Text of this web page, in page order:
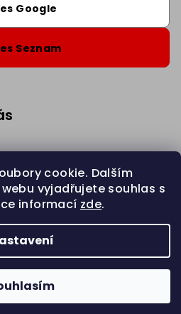
cookie. Dalším
vyjadřujete souhlas s
informací zde.
Google
Seznam
údajů
Shoptet
první nákup
k našim novinkám
slevu.
slevu 5%
policy